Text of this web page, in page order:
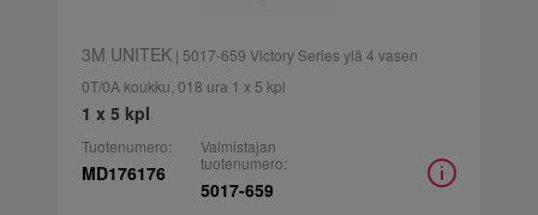
3M UNITEK| 5017-659 Victory Series ylä 4 vasen
0T/0A koukku, 018 ura 1 x 5 kpl
1 x 5 kpl
Tuotenumero:
MD176176
Valmistajan
tuotenumero:
5017-659